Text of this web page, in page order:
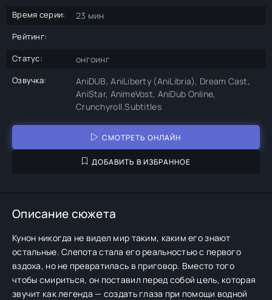
Время серии: 23 мин
Рейтинг:
Статус:
онгоинг
Озвучка:
AniDUB, AniLiberty (AniLibria), Dream Cast,
AniStar, AnimeVost, AniDub Online,
Crunchyroll.Subtitles
СМОТРЕТЬ ОНЛАЙН
ДОБАВИТЬ В ИЗБРАННОЕ
Описание сюжета
Кунон никогда не видел мир таким, каким его знают
остальные. Слепота стала его реальностью с первого
вздоха, но не превратилась в приговор. Вместо того
чтобы смириться, он поставил перед собой цель, которая
звучит как легенда — создать глаза при помощи водной